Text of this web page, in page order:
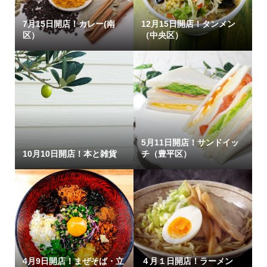
7月15日開店！カレー(南
区）
12月15日開店！タンメン
（中央区）
10月10日開店！本と雑貨
5月11日開店！サンドイッ
チ（豊平区）
4月9日開店！まぜそば・立
４月１日開店！ラーメン